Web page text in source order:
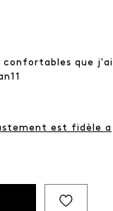
confortables que j'ai
est fidèle a